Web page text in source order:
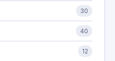
30
40
12